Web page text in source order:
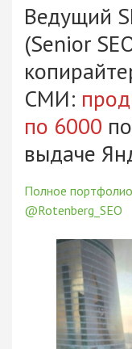
Ведущий
(Senior
СМИ:
по 6000
выдаче
Полное
@Rotenberg_SEO